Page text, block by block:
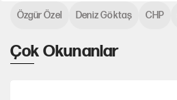
Çok Okunanlar
Özgür Özel Deniz Göktaş CHP